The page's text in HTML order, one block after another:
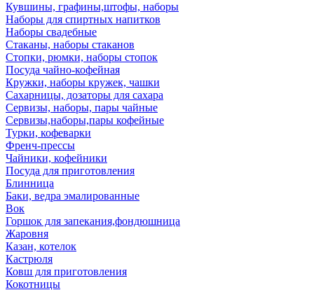
Кувшины, графины,штофы, наборы
Наборы для спиртных напитков
Наборы свадебные
Стаканы, наборы стаканов
Стопки, рюмки, наборы стопок
Посуда чайно-кофейная
Кружки, наборы кружек, чашки
Сахарницы, дозаторы для сахара
Сервизы, наборы, пары чайные
Сервизы,наборы,пары кофейные
Турки, кофеварки
Френч-прессы
Чайники, кофейники
Посуда для приготовления
Блинница
Баки, ведра эмалированные
Вок
Горшок для запекания,фондюшница
Жаровня
Казан, котелок
Кастрюля
Ковш для приготовления
Кокотницы